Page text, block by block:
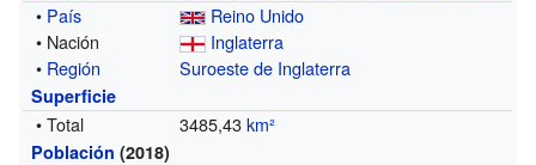
• País
Reino Unido
• Nación
Inglaterra
• Región Suroeste de Inglaterra
Superficie
• Total 3485,43km²
Población (2018)